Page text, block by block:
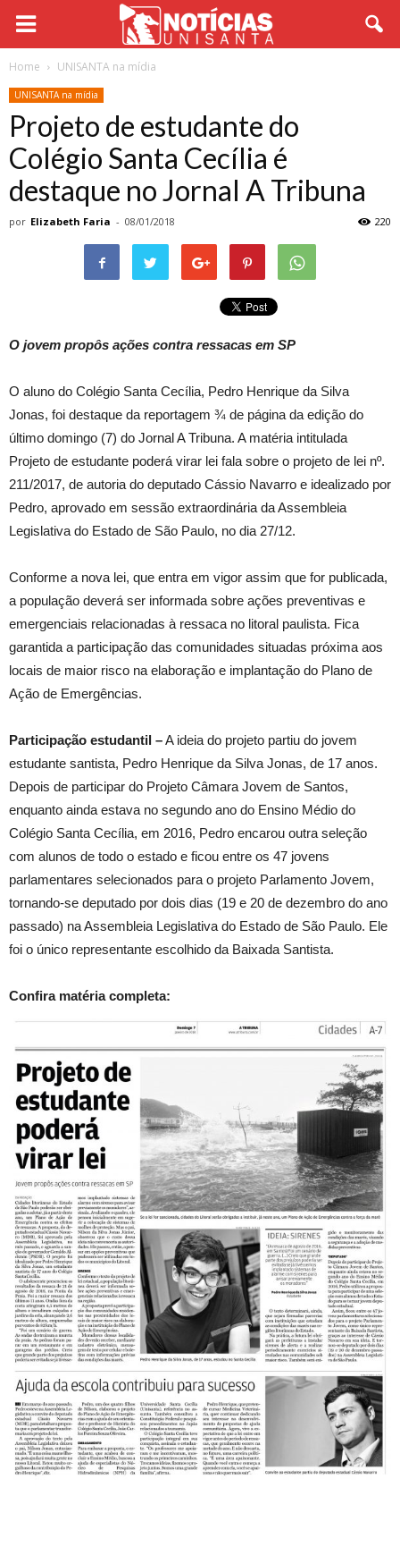
Home UNISANTA na mídia
UNISANTA na mídia
Projeto de estudante do
Colégio Santa Cecília é
destaque no Jornal A Tribuna
por Elizabeth Faria - 08/01/2018 220
O jovem propôs ações contra ressacas em SP
O aluno do Colégio Santa Cecília, Pedro Henrique da Silva
Jonas, foi destaque da reportagem ¾ de página da edição do
último domingo (7) do Jornal A Tribuna. A matéria intitulada
Projeto de estudante poderá virar lei fala sobre o projeto de lei nº.
211/2017, de autoria do deputado Cássio Navarro e idealizado por
Pedro, aprovado em sessão extraordinária da Assembleia
Legislativa do Estado de São Paulo, no dia 27/12.
Conforme a nova lei, que entra em vigor assim que for publicada,
a população deverá ser informada sobre ações preventivas e
emergenciais relacionadas à ressaca no litoral paulista. Fica
garantida a participação das comunidades situadas próxima aos
locais de maior risco na elaboração e implantação do Plano de
Ação de Emergências.
Participação estudantil –A ideia do projeto partiu do jovem
estudante santista, Pedro Henrique da Silva Jonas, de 17 anos.
Depois de participar do Projeto Câmara Jovem de Santos,
enquanto ainda estava no segundo ano do Ensino Médio do
Colégio Santa Cecília, em 2016, Pedro encarou outra seleção
com alunos de todo o estado e ficou entre os 47 jovens
parlamentares selecionados para o projeto Parlamento Jovem,
tornando-se deputado por dois dias (19 e 20 de dezembro do ano
passado) na Assembleia Legislativa do Estado de São Paulo. Ele
foi o único representante escolhido da Baixada Santista.
Confira matéria completa: